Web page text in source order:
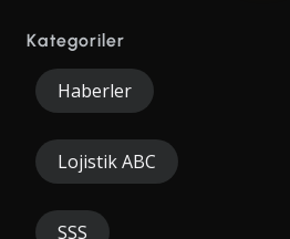
Kategoriler
Haberler
Lojistik ABC
SSS